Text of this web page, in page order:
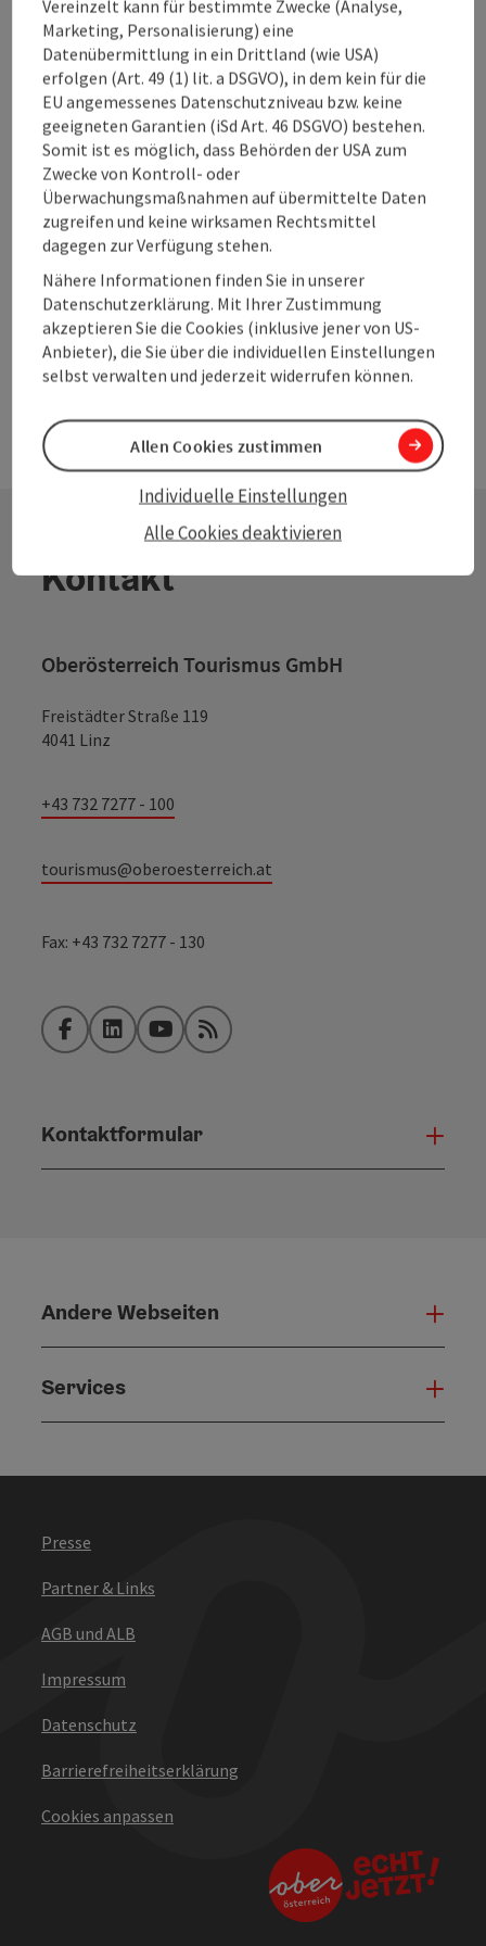
Im Zuge der Haltestellen-Promotion in Wien steht zudem
der Mobilitätspartner ÖBB im Fokus der Aufmerksamkeit.
Die direkte Zugverbindung von Wien ins Salzkammergut nach
Gmunden, Bad Ischl und Bad Aussee bietet eine attraktive
Möglichkeit zur nachhaltigen Anreise in den Urlaub.
Weiterführende Links:
www.salzkammergut-verbindet.at
Ansprechpartnerin
Mag. Andrea Reiter-Kofler
Oberösterreich Tourismus GmbH
Telefon
+43 732 7277-572
E-Mail
andrea.reiter-kofler@oberoesterreich.at
Kontakt
Oberösterreich Tourismus GmbH
Freistädter Straße 119
4041 Linz
+43 732 7277 - 100
tourismus@oberoesterreich.at
Fax: +43 732 7277 - 130
FacebookLinkedInYouTubeRSS-Feed
Kontaktformular
Andere Webseiten
Services
Presse
Partner & Links
AGB und ALB
Impressum
Datenschutz
Barrierefreiheitserklärung
Cookies anpassen
Vereinzelt kann für bestimmte Zwecke (Analyse,
Marketing, Personalisierung) eine
Datenübermittlung in ein Drittland (wie USA)
erfolgen (Art. 49 (1) lit. a DSGVO), in dem kein für die
EU angemessenes Datenschutzniveau bzw. keine
geeigneten Garantien (iSd Art. 46 DSGVO) bestehen.
Somit ist es möglich, dass Behörden der USA zum
Zwecke von Kontroll- oder
Überwachungsmaßnahmen auf übermittelte Daten
zugreifen und keine wirksamen Rechtsmittel
dagegen zur Verfügung stehen.
Nähere Informationen finden Sie in unserer
Datenschutzerklärung. Mit Ihrer Zustimmung
akzeptieren Sie die Cookies (inklusive jener von US-
Anbieter), die Sie über die individuellen Einstellungen
selbst verwalten und jederzeit widerrufen können.
Alle Cookies deaktivieren
Individuelle Einstellungen
Allen Cookies zustimmen